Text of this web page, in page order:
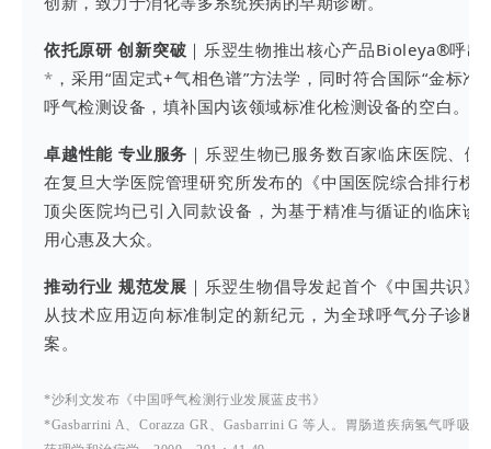
依托原研 创新突破 ｜乐翌生物推出核心产品Bioleya®呼
* ，采用“固定式+气相色谱”方法学，同时符合国际“金标准”
呼气检测设备，填补国内该领域标准化检测设备的空白。
卓越性能 专业服务 ｜乐翌生物已服务数百家临床医院、
在复旦大学医院管理研究所发布的《中国医院综合排行榜
顶尖医院均已引入同款设备，为基于精准与循证的临床诊
用心惠及大众。
推动行业 规范发展 ｜乐翌生物倡导发起首个《中国共识》
从技术应用迈向标准制定的新纪元，为全球呼气分子诊断
案。
*沙利文发布《中国呼气检测行业发展蓝皮书》
*Gasbarrini A、Corazza GR、Gasbarrini G 等人。胃肠道疾病氢气呼吸